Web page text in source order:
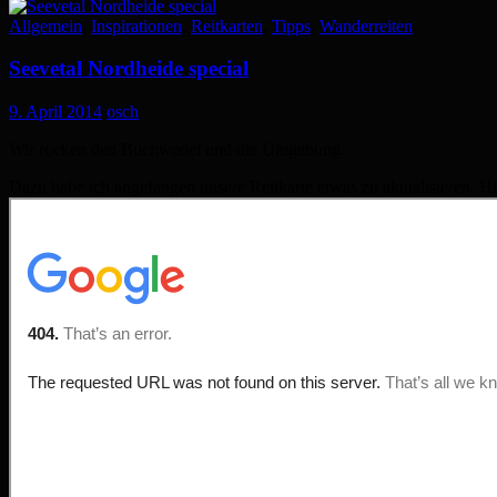
Allgemein Inspirationen Reitkarten Tipps Wanderreiten
Seevetal Nordheide special
9. April 2014 osch